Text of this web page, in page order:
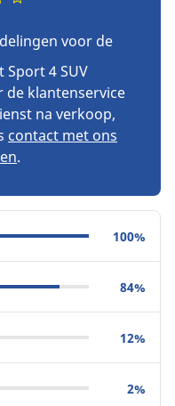
voor de
Sport 4 SUV
klantenservice
na verkoop,
contact met ons
.
100%
84%
12%
2%